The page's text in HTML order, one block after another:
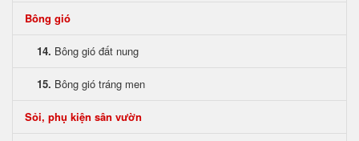
Bông gió
14. Bông gió đất nung
15. Bông gió tráng men
Sỏi, phụ kiện sân vườn